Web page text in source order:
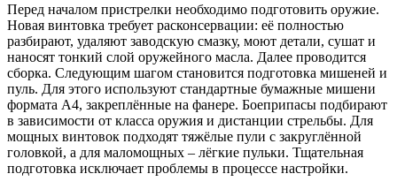
Перед началом пристрелки необходимо подготовить оружие.
Новая винтовка требует расконсервации: её полностью
разбирают, удаляют заводскую смазку, моют детали, сушат и
наносят тонкий слой оружейного масла. Далее проводится
сборка. Следующим шагом становится подготовка мишеней и
пуль. Для этого используют стандартные бумажные мишени
формата А4, закреплённые на фанере. Боеприпасы подбирают
в зависимости от класса оружия и дистанции стрельбы. Для
мощных винтовок подходят тяжёлые пули с закруглённой
головкой, а для маломощных – лёгкие пульки. Тщательная
подготовка исключает проблемы в процессе настройки.